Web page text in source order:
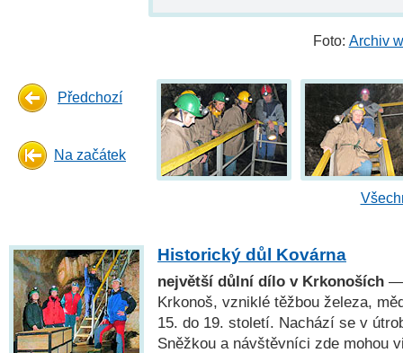
Foto: Archiv
Předchozí
Na začátek
Historický důl Kovárna
největší důlní dílo v Krkonoších —
Krkonoš, vzniklé těžbou železa,
15. do 19. století. Nachází se v
Sněžkou a návštěvníci zde mohou